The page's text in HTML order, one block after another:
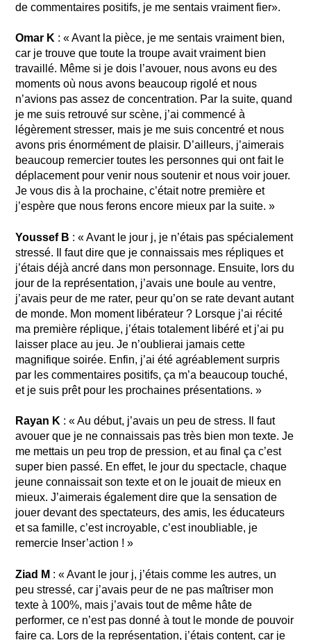
de commentaires positifs, je me sentais vraiment fier».
Omar K : « Avant la pièce, je me sentais vraiment bien,
car je trouve que toute la troupe avait vraiment bien
travaillé. Même si je dois l’avouer, nous avons eu des
moments où nous avons beaucoup rigolé et nous
n’avions pas assez de concentration. Par la suite, quand
je me suis retrouvé sur scène, j’ai commencé à
légèrement stresser, mais je me suis concentré et nous
avons pris énormément de plaisir. D’ailleurs, j’aimerais
beaucoup remercier toutes les personnes qui ont fait le
déplacement pour venir nous soutenir et nous voir jouer.
Je vous dis à la prochaine, c’était notre première et
j’espère que nous ferons encore mieux par la suite. »
Youssef B : « Avant le jour j, je n’étais pas spécialement
stressé. Il faut dire que je connaissais mes répliques et
j’étais déjà ancré dans mon personnage. Ensuite, lors du
jour de la représentation, j’avais une boule au ventre,
j’avais peur de me rater, peur qu’on se rate devant autant
de monde. Mon moment libérateur ? Lorsque j’ai récité
ma première réplique, j’étais totalement libéré et j’ai pu
laisser place au jeu. Je n’oublierai jamais cette
magnifique soirée. Enfin, j’ai été agréablement surpris
par les commentaires positifs, ça m’a beaucoup touché,
et je suis prêt pour les prochaines présentations. »
Rayan K : « Au début, j’avais un peu de stress. Il faut
avouer que je ne connaissais pas très bien mon texte. Je
me mettais un peu trop de pression, et au final ça c’est
super bien passé. En effet, le jour du spectacle, chaque
jeune connaissait son texte et on le jouait de mieux en
mieux. J’aimerais également dire que la sensation de
jouer devant des spectateurs, des amis, les éducateurs
et sa famille, c’est incroyable, c’est inoubliable, je
remercie Inser’action ! »
Ziad M : « Avant le jour j, j’étais comme les autres, un
peu stressé, car j’avais peur de ne pas maîtriser mon
texte à 100%, mais j’avais tout de même hâte de
performer, ce n’est pas donné à tout le monde de pouvoir
faire ça. Lors de la représentation, j’étais content, car je